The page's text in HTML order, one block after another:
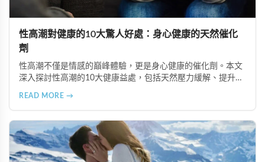
性高潮對健康的10大驚人好處：身心健康的天然催化
劑
性高潮不僅是情感的巔峰體驗，更是身心健康的催化劑。本文
深入探討性高潮的10大健康益處，包括天然壓力緩解、提升睡
情感連結。
READ MORE →